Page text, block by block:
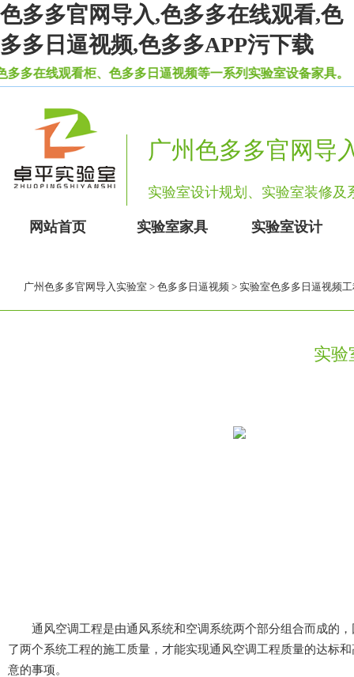
色多多官网导入,色多多在线观看,色
多多日逼视频,色多多APP污下载
在线观看柜、色多多日逼视频等一系列实验室设备家具。
广州色多多官网导
实验室设计规划、实验室装修
网站首页 实验室家具 实验室设计
广州色多多官网导入实验室 > 色多多日逼视频 > 实验室色多多日逼视频
实验
通风空调工程是由通风系统和空调系统两个部分组合而成的，
了两个系统工程的施工质量，才能实现通风空调工程质量的达标
意的事项。